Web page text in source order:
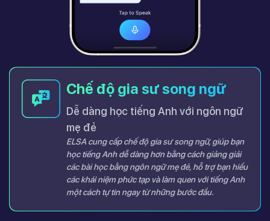
Chế độ gia sư song ngữ
Dễ dàng học tiếng Anh với ngôn ngữ
mẹ đẻ
ELSA cung cấp chế độ gia sư song ngữ, giúp bạn
học tiếng Anh dễ dàng hơn bằng cách giảng giải
các bài học bằng ngôn ngữ mẹ đẻ, hỗ trợ bạn hiểu
các khái niệm phức tạp và làm quen với tiếng Anh
một cách tự tin ngay từ những bước đầu.